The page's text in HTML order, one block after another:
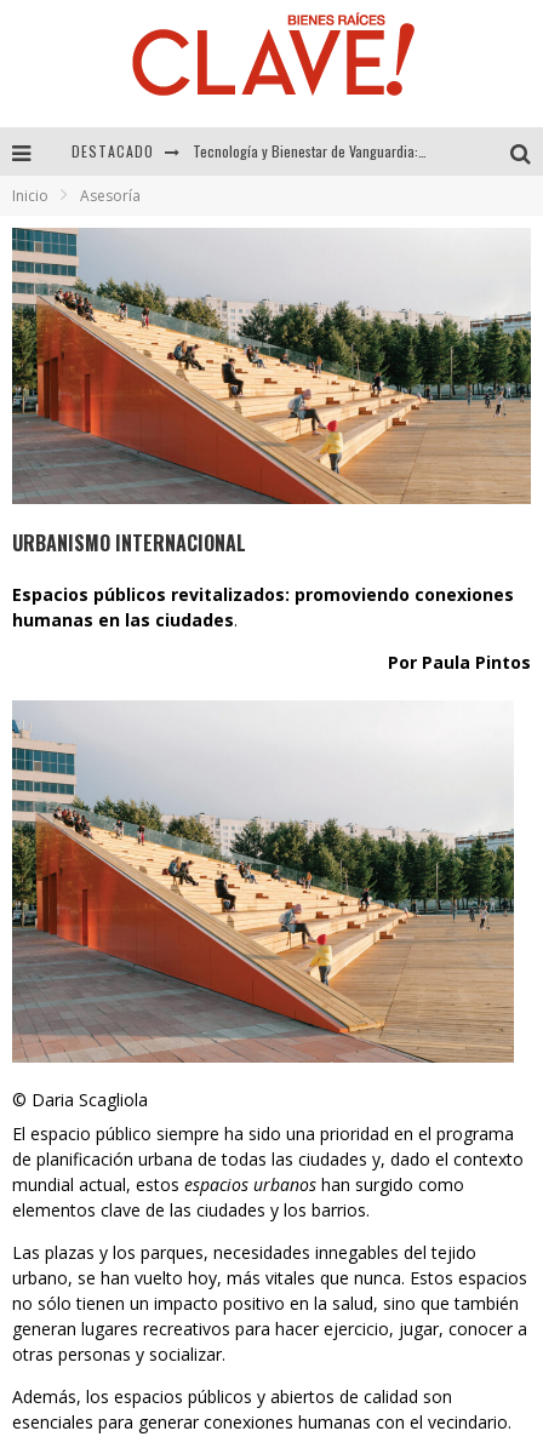
DESTACADO Sector Inmobiliario – recuperación a paso firme
Inicio Asesoría
URBANISMO INTERNACIONAL
Espacios públicos revitalizados: promoviendo conexiones
humanas en las ciudades.
Por Paula Pintos
© Daria Scagliola
El espacio público siempre ha sido una prioridad en el programa
de planificación urbana de todas las ciudades y, dado el contexto
mundial actual, estos espacios urbanos han surgido como
elementos clave de las ciudades y los barrios.
Las plazas y los parques, necesidades innegables del tejido
urbano, se han vuelto hoy, más vitales que nunca. Estos espacios
no sólo tienen un impacto positivo en la salud, sino que también
generan lugares recreativos para hacer ejercicio, jugar, conocer a
otras personas y socializar.
Además, los espacios públicos y abiertos de calidad son
esenciales para generar conexiones humanas con el vecindario.